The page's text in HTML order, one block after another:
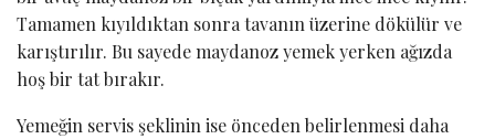
Tamamen kıyıldıktan sonra tavanın üzerine dökülür ve
karıştırılır. Bu sayede maydanoz yemek yerken ağızda
hoş bir tat bırakır.
Yemeğin servis şeklinin ise önceden belirlenmesi daha